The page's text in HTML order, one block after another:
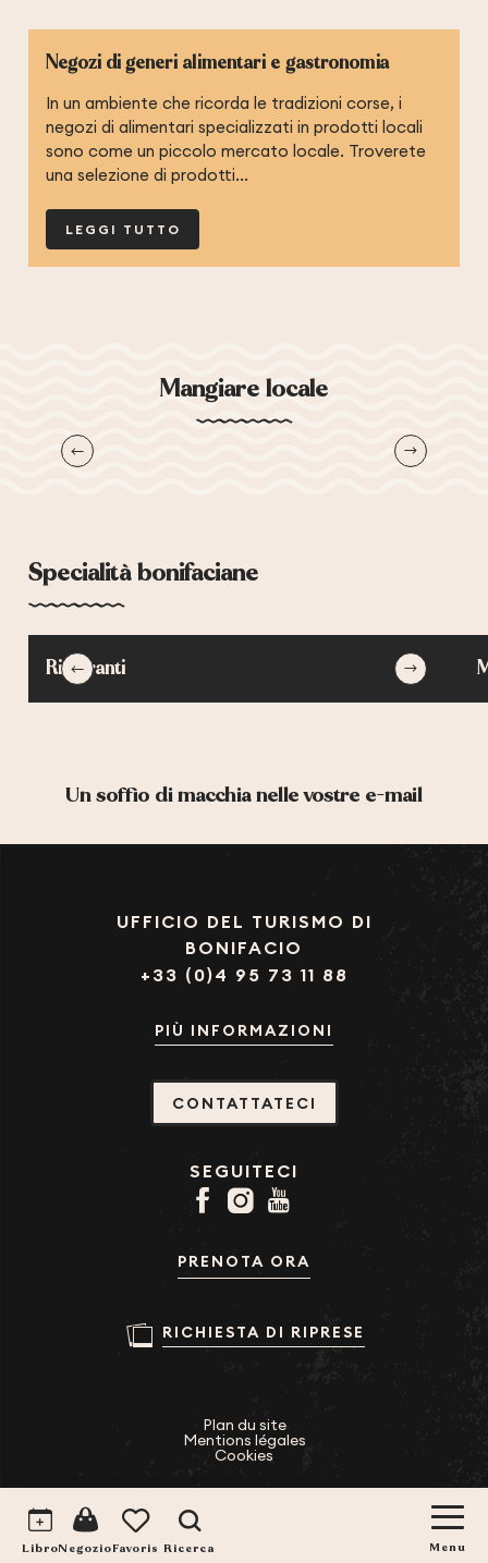
Menu
Libro Voir les favorisRicerca
Negozi di generi alimentari e gastronomia
In un ambiente che ricorda le tradizioni corse, i
negozi di alimentari specializzati in prodotti locali
sono come un piccolo mercato locale. Troverete
una selezione di prodotti...
LEGGI TUTTO
Mangiare locale
Un patrimonio vivente e gastronomico
Specialità bonifaciane
Ristoranti
Un soffio di macchia nelle vostre e-mail
UFFICIO DEL TURISMO DI
BONIFACIO
+33 (0)4 95 73 11 88
PIÙ INFORMAZIONI
CONTATTATECI
SEGUITECI
PRENOTA ORA
RICHIESTA DI RIPRESE
Plan du site
Mentions légales
Cookies